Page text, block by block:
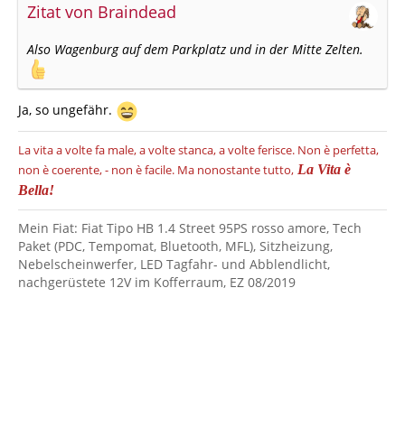
Zitat von Braindead
Also Wagenburg auf dem Parkplatz und in der Mitte Zelten.
Ja, so ungefähr.
La vita a volte fa male, a volte stanca, a volte ferisce. Non è perfetta,
non è coerente, - non è facile. Ma nonostante tutto, La Vita è
Bella!
Mein Fiat: Fiat Tipo HB 1.4 Street 95PS rosso amore, Tech
Paket (PDC, Tempomat, Bluetooth, MFL), Sitzheizung,
Nebelscheinwerfer, LED Tagfahr- und Abblendlicht,
nachgerüstete 12V im Kofferraum, EZ 08/2019